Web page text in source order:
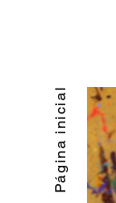
Página inicial